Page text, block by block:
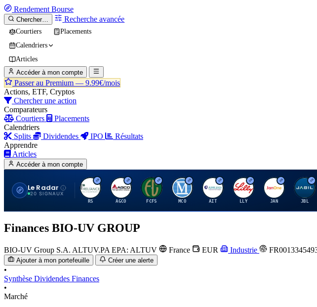
Rendement Bourse
Chercher… Recherche avancée
Courtiers
Placements
Calendriers
Articles
Accéder à mon compte
Passer au Premium — 9.99€/mois
Actions, ETF, Cryptos
Chercher une action
Comparateurs
Courtiers
Placements
Calendriers
Splits
Dividendes IPO
Résultats
Apprendre
Articles
Accéder à mon compte
Le Radar
20 SIGNAUX
R
RS
A
AGCO
F
FCFS
M
MCO
A
AIT
E
LLY
J
JAN
J
JBL
Finances BIO-UV GROUP
BIO-UV Group S.A. ALTUV.PA EPA: ALTUV France EUR Industrie
Ajouter à mon portefeuille Créer une alerte
•
Synthèse Dividendes Finances
•
Marché